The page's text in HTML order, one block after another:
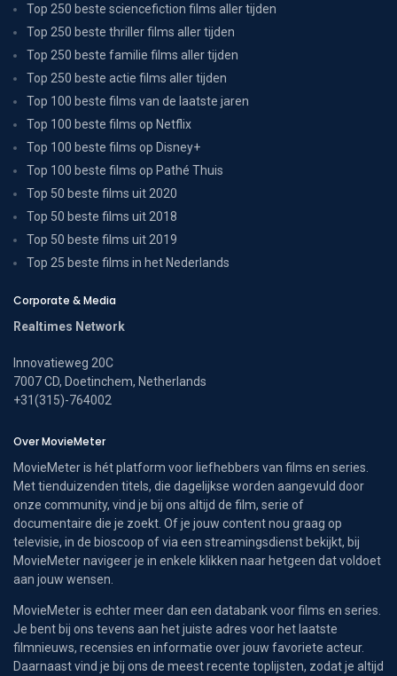
Top 250 beste sciencefiction films aller tijden
Top 250 beste thriller films aller tijden
Top 250 beste familie films aller tijden
Top 250 beste actie films aller tijden
Top 100 beste films van de laatste jaren
Top 100 beste films op Netflix
Top 100 beste films op Disney+
Top 100 beste films op Pathé Thuis
Top 50 beste films uit 2020
Top 50 beste films uit 2018
Top 50 beste films uit 2019
Top 25 beste films in het Nederlands
Corporate & Media
Realtimes Network
Innovatieweg 20C
7007 CD, Doetinchem, Netherlands
+31(315)-764002
Over MovieMeter
MovieMeter is hét platform voor liefhebbers van films en series.
Met tienduizenden titels, die dagelijkse worden aangevuld door
onze community, vind je bij ons altijd de film, serie of
documentaire die je zoekt. Of je jouw content nou graag op
televisie, in de bioscoop of via een streamingsdienst bekijkt, bij
MovieMeter navigeer je in enkele klikken naar hetgeen dat voldoet
aan jouw wensen.
MovieMeter is echter meer dan een databank voor films en series.
Je bent bij ons tevens aan het juiste adres voor het laatste
filmnieuws, recensies en informatie over jouw favoriete acteur.
Daarnaast vind je bij ons de meest recente toplijsten, zodat je altijd